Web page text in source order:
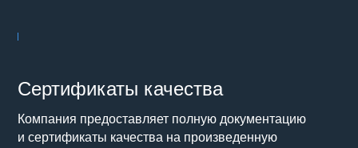
Сертификаты качества
Компания предоставляет полную документацию
и сертификаты качества на произведенную